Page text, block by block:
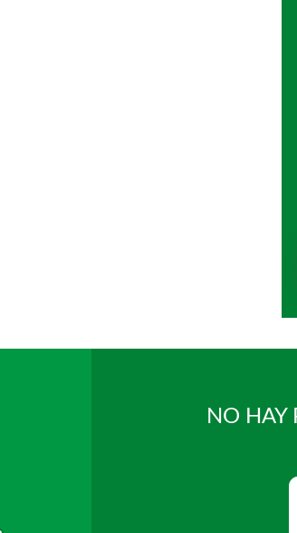
NO HAY